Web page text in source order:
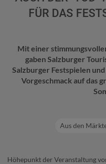
FÜR DAS
Mit einer
gaben Salzburger
Salzburger Festspielen
Vorgeschmack auf das
Aus den
Höhepunkt der Veranstaltung